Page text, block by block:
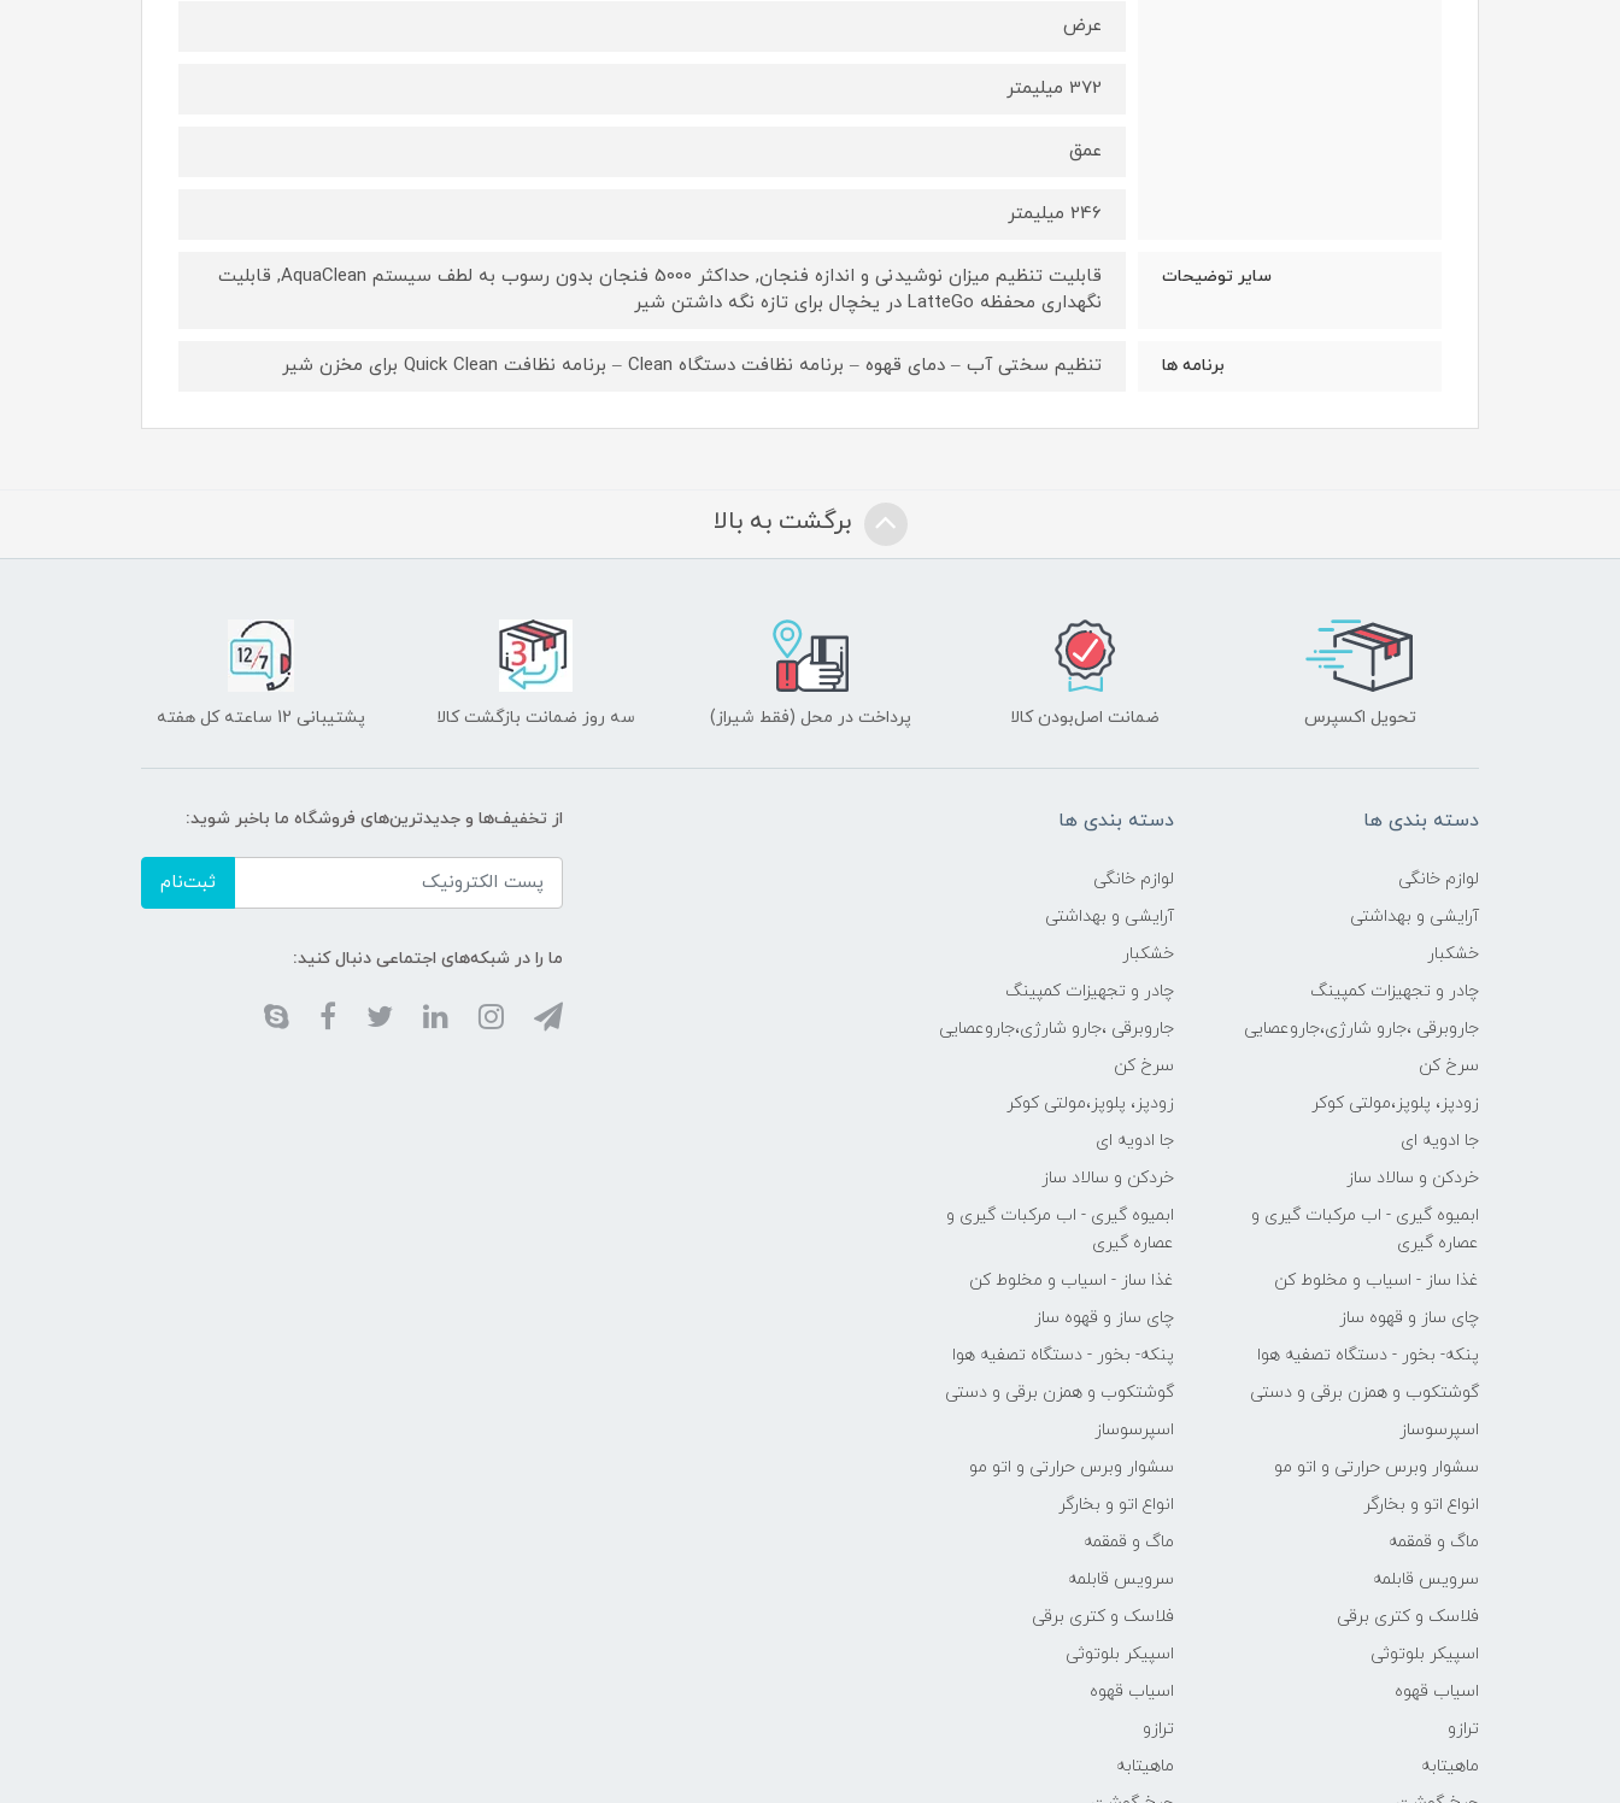
عرض
372 میلیمتر
عمق
246 میلیمتر
سایر توضیحات
قابلیت تنظیم میزان نوشیدنی و اندازه فنجان, حداکثر 5000 فنجان بدون رسوب به لطف سیستم AquaClean, قابلیت
نگهداری محفظه LatteGo در یخچال برای تازه نگه داشتن شیر
برنامه ها تنظیم سختی آب – دمای قهوه – برنامه نظافت دستگاه Clean – برنامه نظافت Quick Clean برای مخزن شیر
برگشت به بالا
تحویل اکسپرس ضمانت اصل‌بودن کالا پرداخت در محل (فقط شیراز) سه روز ضمانت بازگشت کالا پشتیبانی 12 ساعته کل هفته
دسته بندی ها
لوازم خانگی
آرایشی و بهداشتی
خشکبار
چادر و تجهیزات کمپینگ
جاروبرقی ،جارو شارژی،جاروعصایی
سرخ کن
زودپز، پلوپز،مولتی کوکر
جا ادویه ای
خردکن و سالاد ساز
ابمیوه گیری - اب مرکبات گیری و
عصاره گیری
غذا ساز - اسیاب و مخلوط کن
چای ساز و قهوه ساز
پنکه- بخور - دستگاه تصفیه هوا
گوشتکوب و همزن برقی و دستی
اسپرسوساز
سشوار وبرس حرارتی و اتو مو
انواع اتو و بخارگر
ماگ و قمقمه
سرویس قابلمه
فلاسک و کتری برقی
اسپیکر بلوتوثی
اسیاب قهوه
ترازو
ماهیتابه
دسته بندی ها
لوازم خانگی
آرایشی و بهداشتی
خشکبار
چادر و تجهیزات کمپینگ
جاروبرقی ،جارو شارژی،جاروعصایی
سرخ کن
زودپز، پلوپز،مولتی کوکر
جا ادویه ای
خردکن و سالاد ساز
ابمیوه گیری - اب مرکبات گیری و
عصاره گیری
غذا ساز - اسیاب و مخلوط کن
چای ساز و قهوه ساز
پنکه- بخور - دستگاه تصفیه هوا
گوشتکوب و همزن برقی و دستی
اسپرسوساز
سشوار وبرس حرارتی و اتو مو
انواع اتو و بخارگر
ماگ و قمقمه
سرویس قابلمه
فلاسک و کتری برقی
اسپیکر بلوتوثی
اسیاب قهوه
ترازو
ماهیتابه
از تخفیف‌ها و جدیدترین‌های فروشگاه ما باخبر شوید:
ثبت‌نام
ما را در شبکه‌های اجتماعی دنبال کنید: